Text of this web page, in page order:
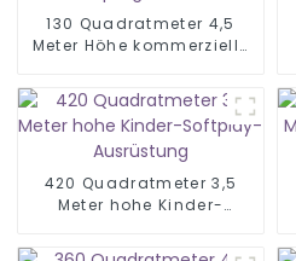
130 Quadratmeter 4,5
Meter Höhe kommerzielle
420 Quadratmeter 3,5
Meter hohe Kinder-